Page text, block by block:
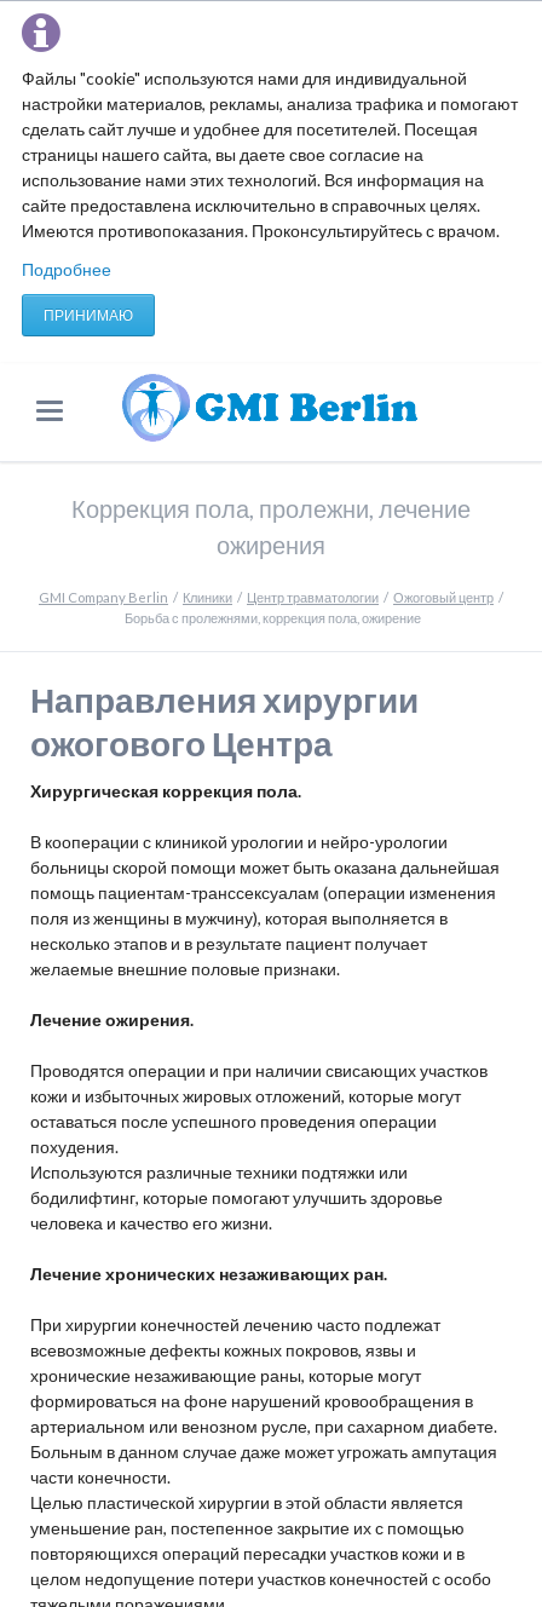
Файлы "cookie" используются нами для индивидуальной
настройки материалов, рекламы, анализа трафика и помогают
сделать сайт лучше и удобнее для посетителей. Посещая
страницы нашего сайта, вы даете свое согласие на
использование нами этих технологий. Вся информация на
сайте предоставлена исключительно в справочных целях.
Имеются противопоказания. Проконсультируйтесь с врачом.
Подробнее
ПРИНИМАЮ
Коррекция пола, пролежни, лечение
ожирения
GMI Company Berlin Клиники Центр травматологии
Ожоговый центр
Борьба с пролежнями, коррекция пола, ожирение
Направления хирургии
ожогового Центра
Хирургическая коррекция пола.
В кооперации с клиникой урологии и нейро-урологии
больницы скорой помощи может быть оказана дальнейшая
помощь пациентам-транссексуалам (операции изменения
поля из женщины в мужчину), которая выполняется в
несколько этапов и в результате пациент получает
желаемые внешние половые признаки.
Лечение ожирения.
Проводятся операции и при наличии свисающих участков
кожи и избыточных жировых отложений, которые могут
оставаться после успешного проведения операции
похудения.
Используются различные техники подтяжки или
бодилифтинг, которые помогают улучшить здоровье
человека и качество его жизни.
Лечение хронических незаживающих ран.
При хирургии конечностей лечению часто подлежат
всевозможные дефекты кожных покровов, язвы и
хронические незаживающие раны, которые могут
формироваться на фоне нарушений кровообращения в
артериальном или венозном русле, при сахарном диабете.
Больным в данном случае даже может угрожать ампутация
части конечности.
Целью пластической хирургии в этой области является
уменьшение ран, постепенное закрытие их с помощью
повторяющихся операций пересадки участков кожи и в
целом недопущение потери участков конечностей с особо